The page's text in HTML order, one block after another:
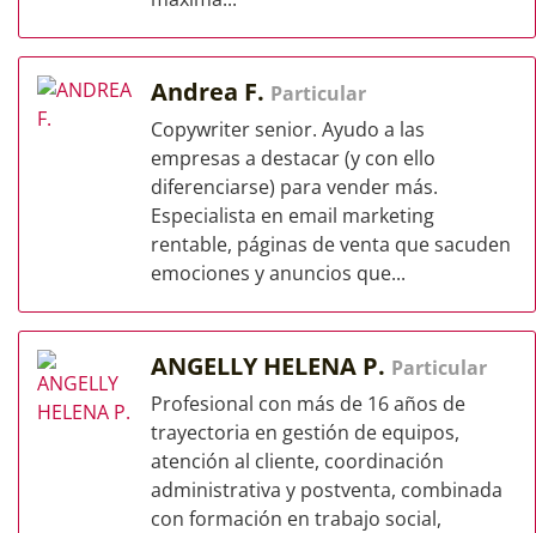
Andrea F. Particular
Copywriter senior. Ayudo a las
empresas a destacar (y con ello
diferenciarse) para vender más.
Especialista en email marketing
rentable, páginas de venta que sacuden
emociones y anuncios que...
ANGELLY HELENA P. Particular
Profesional con más de 16 años de
trayectoria en gestión de equipos,
atención al cliente, coordinación
administrativa y postventa, combinada
con formación en trabajo social,